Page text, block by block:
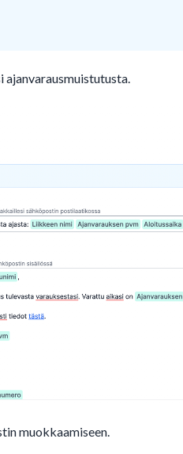
ajanvarausmuistutusta.
muokkaamiseen.